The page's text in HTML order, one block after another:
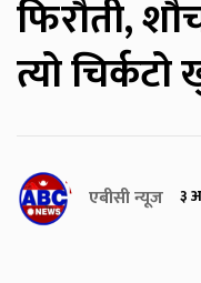
फिरौती,
त्यो
एबीसी न्यूज ३